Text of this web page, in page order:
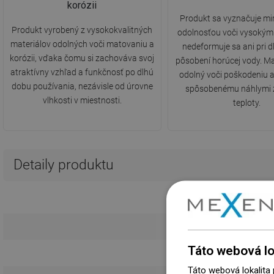
korózii
Produkt vyrobený z vysokokvalitných
materiálov odolných voči matovaniu a
korózii, vďaka čomu si zachováva svoj
atraktívny vzhľad a funkčnosť po dlhú
dobu používania, nezávisle od úrovne
vlhkosti v miestnosti.
Produkt sa vyznačuje
odolnosťou voči
nedeformuje sa ani pri
pôsobení horúcej vody.
odolný voči poškodeniu
spôsobenému náhlymi
teploty.
Detaily produktu
Táto webová
Táto webová lokalita